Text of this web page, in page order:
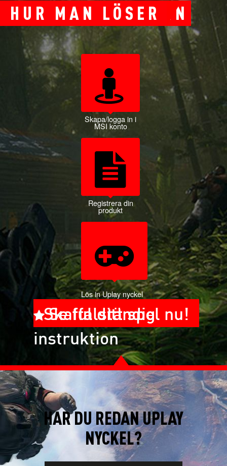
HUR MAN LÖSER IN
Skapa/logga in i
MSI konto
Registrera din
produkt
Lös in Uplay nyckel
Skaffa ditt spel nu!
Se fullständig
instruktion
HAR DU REDAN UPLAY
NYCKEL?